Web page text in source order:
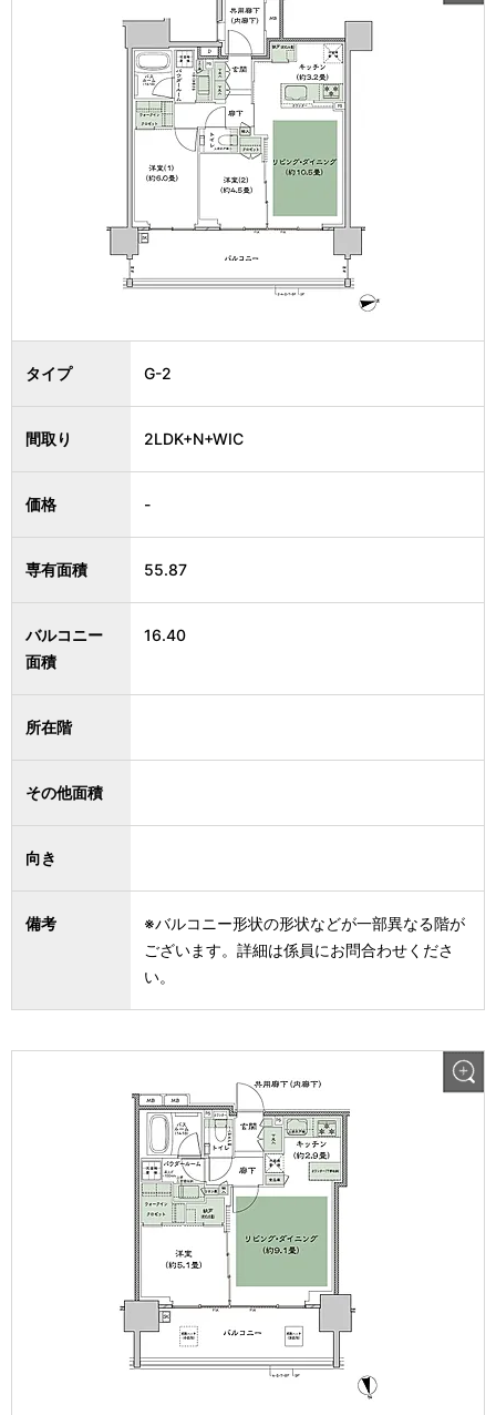
タイプ G-2
間取り 2LDK+N+WIC
価格 -
専有面積 55.87
バルコニー
面積
16.40
所在階
その他面積
向き
備考
※バルコニー形状の形状などが一部異なる階が
ございます。詳細は係員にお問合わせくださ
い。